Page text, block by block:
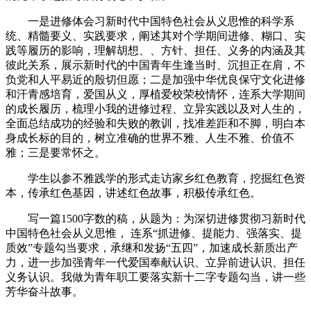
一是进修体会习新时代中国特色社会从义思惟的科学系
统、精髓要义、实践要求，阐述其对个学期间进修、糊口、实
践等履历的影响，理解胡想、、方针、担任、义务的内涵及其
彼此关系，展示新时代的中国青年生逢当时、沉担正在肩，不
负党和人平易近的殷切但愿；二是加强中华优良保守文化进修
和汗青感培育，爱国从义，厚植爱校荣校情怀，连系大学期间
的成长履历，梳理小我的进修过程、立异实践以及对人生的，
全面总结成功的经验和失败的教训，找准差距和不脚，明白本
身成长标的目的，树立准确的世界不雅、人生不雅、价值不
雅；三是要常怀之。
学生以参不雅践学的形式走访家乡红色教育，挖掘红色资
本，传承红色基因，讲述红色故事，积极传承红色。
写一篇1500字数的稿，从题为：为深切进修贯彻习新时代
中国特色社会从义思惟， 连系“抓进修、提能力、强落实、提
质效”专题勾当要求，承继和发扬“五四”，加速成长新质出产
力，进一步加强青年一代爱国奉献认识、立异前进认识、担任
义务认识。我做为青年职工要落实新十二字专题勾当，讲一些
芳华奋斗故事。